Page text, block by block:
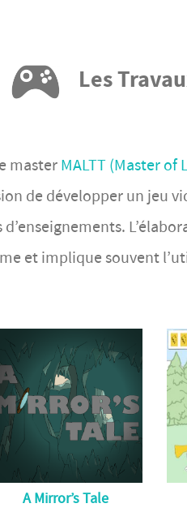
Les
masterMALTT (Master of
de développer un jeu
et implique souvent
A Mirror’s Tale